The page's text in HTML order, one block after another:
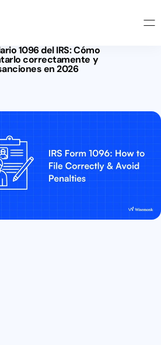
1096 del IRS: Cómo
correctamente y
en 2026